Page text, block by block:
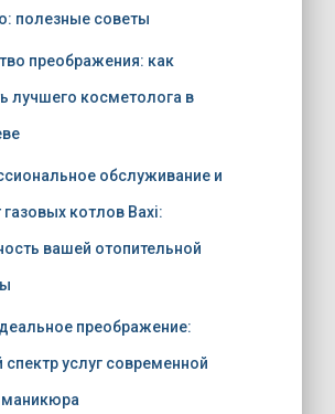
полезные советы
преображения: как
лучшего косметолога в
обслуживание и
котлов Baxi:
вашей отопительной
преображение:
услуг современной
маникюра